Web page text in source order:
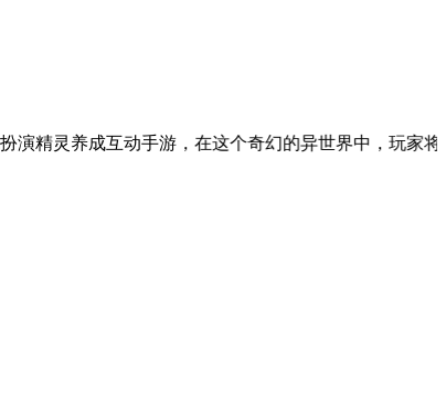
手游，在这个奇幻的异世界中，玩家将与个性各异